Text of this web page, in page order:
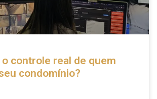
controle real de quem
condomínio?